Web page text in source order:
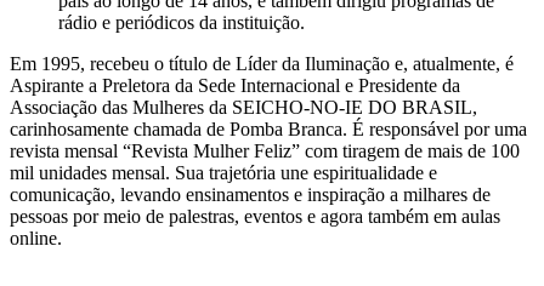
rádio e periódicos da instituição.
Em 1995, recebeu o título de Líder da Iluminação e, atualmente, é
Aspirante a Preletora da Sede Internacional e Presidente da
Associação das Mulheres da SEICHO-NO-IE DO BRASIL,
carinhosamente chamada de Pomba Branca. É responsável por uma
revista mensal “Revista Mulher Feliz” com tiragem de mais de 100
mil unidades mensal. Sua trajetória une espiritualidade e
comunicação, levando ensinamentos e inspiração a milhares de
pessoas por meio de palestras, eventos e agora também em aulas
online.